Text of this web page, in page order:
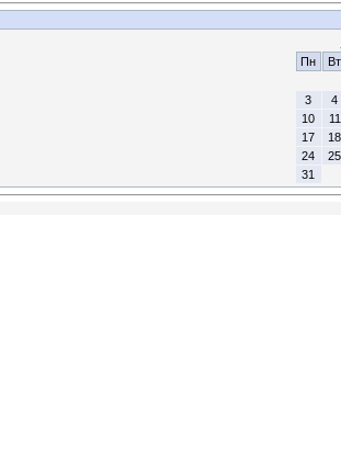
Пн
Вт
3
4
10
11
17
18
24
25
31